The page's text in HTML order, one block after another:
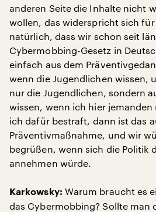
anderen Seite die Inhalte nicht
wollen, das widerspricht sich
natürlich, dass wir schon seit
Cybermobbing-Gesetz in
einfach aus dem
wenn die Jugendlichen wissen,
nur die Jugendlichen, sondern
wissen, wenn ich hier
ich dafür bestraft, dann ist das
Präventivmaßnahme, und wir
begrüßen, wenn sich die Politik
annehmen würde.
Karkowsky: Warum braucht es
das Cybermobbing? Sollte man